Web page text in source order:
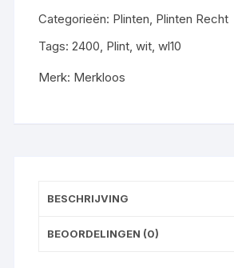
Categorieën: Plinten, Plinten Recht
Tags:2400, Plint,wit,wl10
Merk: Merkloos
BESCHRIJVING
BEOORDELINGEN (0)